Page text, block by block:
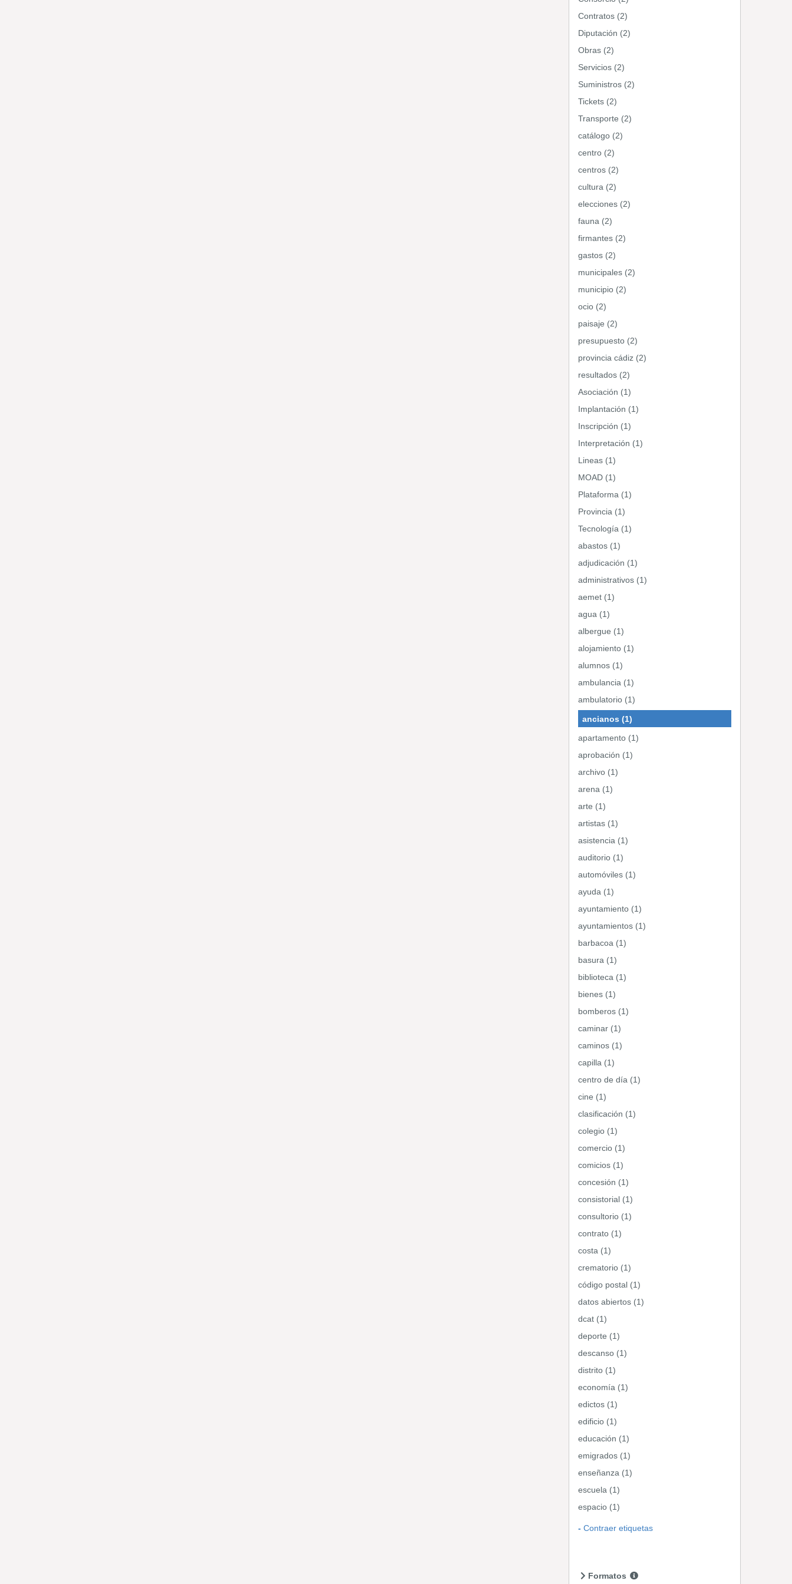
Contratos (2)
Diputación (2)
Obras (2)
Servicios (2)
Suministros (2)
Tickets (2)
Transporte (2)
catálogo (2)
centro (2)
centros (2)
cultura (2)
elecciones (2)
fauna (2)
firmantes (2)
gastos (2)
municipales (2)
municipio (2)
ocio (2)
paisaje (2)
presupuesto (2)
provincia cádiz (2)
resultados (2)
Asociación (1)
Implantación (1)
Inscripción (1)
Interpretación (1)
Lineas (1)
MOAD (1)
Plataforma (1)
Provincia (1)
Tecnología (1)
abastos (1)
adjudicación (1)
administrativos (1)
aemet (1)
agua (1)
albergue (1)
alojamiento (1)
alumnos (1)
ambulancia (1)
ambulatorio (1)
ancianos (1)
apartamento (1)
aprobación (1)
archivo (1)
arena (1)
arte (1)
artistas (1)
asistencia (1)
auditorio (1)
automóviles (1)
ayuda (1)
ayuntamiento (1)
ayuntamientos (1)
barbacoa (1)
basura (1)
biblioteca (1)
bienes (1)
bomberos (1)
caminar (1)
caminos (1)
capilla (1)
centro de día (1)
cine (1)
clasificación (1)
colegio (1)
comercio (1)
comicios (1)
concesión (1)
consistorial (1)
consultorio (1)
contrato (1)
costa (1)
crematorio (1)
código postal (1)
datos abiertos (1)
dcat (1)
deporte (1)
descanso (1)
distrito (1)
economía (1)
edictos (1)
edificio (1)
educación (1)
emigrados (1)
enseñanza (1)
escuela (1)
espacio (1)
Contraer etiquetas
Formatos